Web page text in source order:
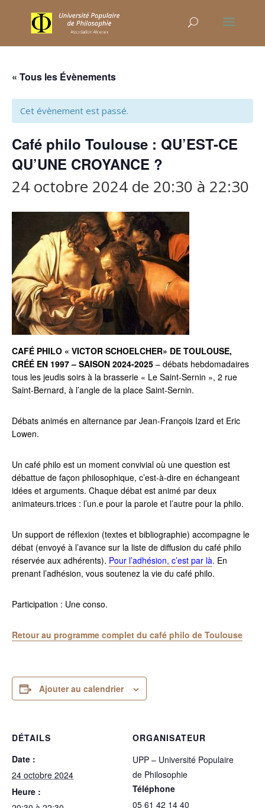
« Tous les Évènements
Cet évènement est passé.
Café philo Toulouse : QU’EST-CE
QU’UNE CROYANCE ?
24 octobre 2024 de 20:30 à 22:30
CAFÉ PHILO « VICTOR SCHOELCHER» DE TOULOUSE,
CRÉÉ EN 1997 – SAISON 2024-2025 – débats hebdomadaires
tous les jeudis soirs à la brasserie « Le Saint-Sernin », 2 rue
Saint-Bernard, à l’angle de la place Saint-Sernin.
Débats animés en alternance par Jean-François Izard et Eric
Lowen.
Un café philo est un moment convivial où une question est
débattue de façon philosophique, c’est-à-dire en échangeant
idées et arguments. Chaque débat est animé par deux
animateurs.trices : l’un.e pour la parole et l’autre pour la philo.
Un support de réflexion (textes et bibliographie) accompagne le
débat (envoyé à l’avance sur la liste de diffusion du café philo
réservée aux adhérents). Pour l’adhésion, c’est par là. En
prenant l’adhésion, vous soutenez la vie du café philo.
Participation : Une conso.
Retour au programme complet du café philo de Toulouse
Ajouter au calendrier
DÉTAILS
Date :
24 octobre 2024
Heure :
ORGANISATEUR
UPP – Université Populaire
de Philosophie
Téléphone
05 61 42 14 40